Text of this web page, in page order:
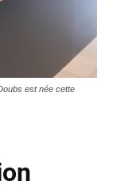
est née cette